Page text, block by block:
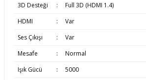
3D Desteği
:
Full 3D (HDMI 1.4)
HDMI
:
Var
Ses Çıkışı
:
Var
Mesafe
:
Normal
Işık Gücü
:
5000